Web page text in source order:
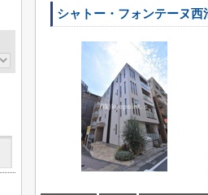
シャトー・フォンテーヌ西